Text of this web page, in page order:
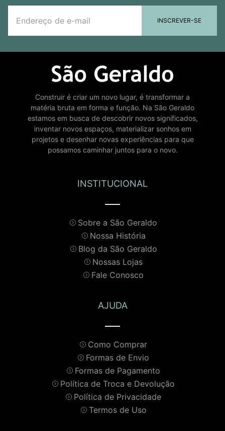
INSCREVER-SE
Construir é criar um novo lugar, é transformar a
matéria bruta em forma e função. Na São Geraldo
estamos em busca de descobrir novos significados,
inventar novos espaços, materializar sonhos em
projetos e desenhar novas experiências para que
possamos caminhar juntos para o novo.
INSTITUCIONAL
Sobre a São Geraldo
Nossa História
Blog da São Geraldo
Nossas Lojas
Fale Conosco
AJUDA
Como Comprar
Formas de Envio
Formas de Pagamento
Política de Troca e Devolução
Política de Privacidade
Termos de Uso